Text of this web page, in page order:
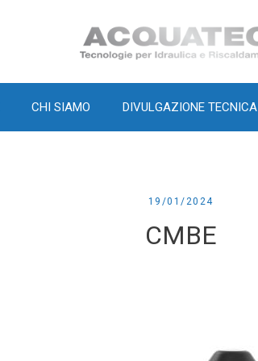
Home
CHI SIAMO DIVULGAZIONE TECNICA
19/01/2024
CMBE